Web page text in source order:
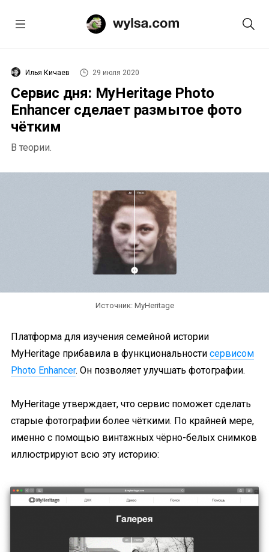
Илья Кичаев 29 июля 2020
Сервис дня: MyHeritage Photo
Enhancer сделает размытое фото
чётким
В теории.
Источник: MyHeritage
Платформа для изучения семейной истории
MyHeritage прибавила в функциональности сервисом
Photo Enhancer. Он позволяет улучшать фотографии.
MyHeritage утверждает, что сервис поможет сделать
старые фотографии более чёткими. По крайней мере,
именно с помощью винтажных чёрно-белых снимков
иллюстрируют всю эту историю: